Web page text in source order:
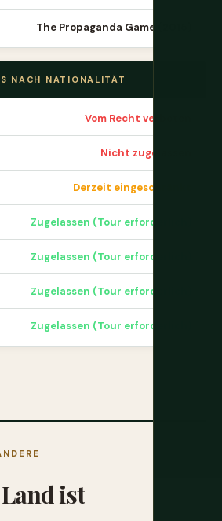
Landist
The Propaganda Game (2015)
NACH NATIONALITÄT
Vom Recht verboten
Nicht zugelassen
Derzeit eingeschränkt
Zugelassen (Tour erforderlich)
Zugelassen (Tour erforderlich)
Zugelassen (Tour erforderlich)
Zugelassen (Tour erforderlich)